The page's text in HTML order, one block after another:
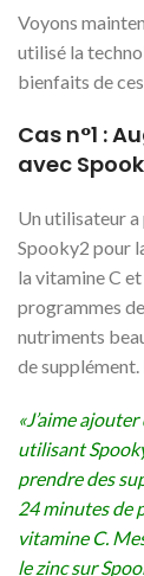
Voyons
utilisé la
bienfaits de
Cas n°1 :
avec
Un utilisateur a
Spooky2 pour
la vitamine C et
programmes
nutriments
de supplément.
«J’aime
utilisant
prendre des
24 minutes de
vitamine C.
le zinc sur